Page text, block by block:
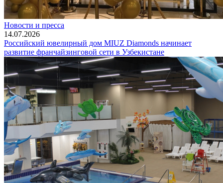
Новости и пресса
14.07.2026
Российский ювелирный дом MIUZ Diamonds начинает
развитие франчайзинговой сети в Узбекистане